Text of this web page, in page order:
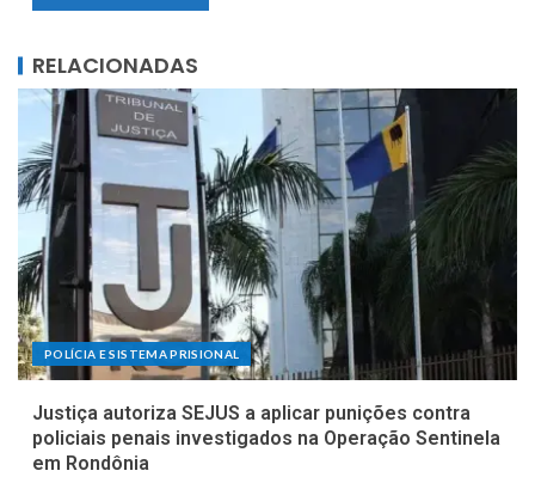
RELACIONADAS
POLÍCIA E SISTEMA PRISIONAL
Justiça autoriza SEJUS a aplicar punições contra
policiais penais investigados na Operação Sentinela
em Rondônia